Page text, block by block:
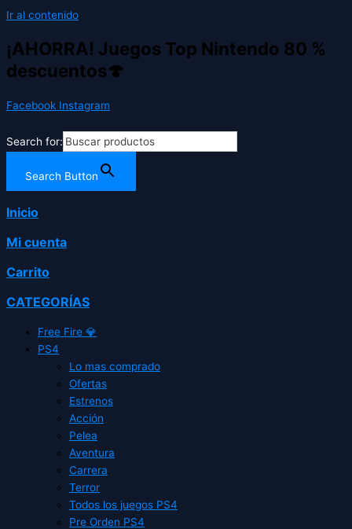
Ir al contenido
¡AHORRA! Juegos Top Nintendo 80 %
descuentos🍄
Facebook Instagram
Search for:
Search Button
Inicio
Mi cuenta
Carrito
CATEGORÍAS
Free Fire 💎
PS4
Lo mas comprado
Ofertas
Estrenos
Acción
Pelea
Aventura
Carrera
Terror
Todos los juegos PS4
Pre Orden PS4